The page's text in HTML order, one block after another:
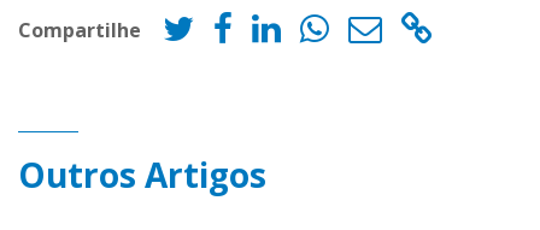
Compartilhe
Outros Artigos